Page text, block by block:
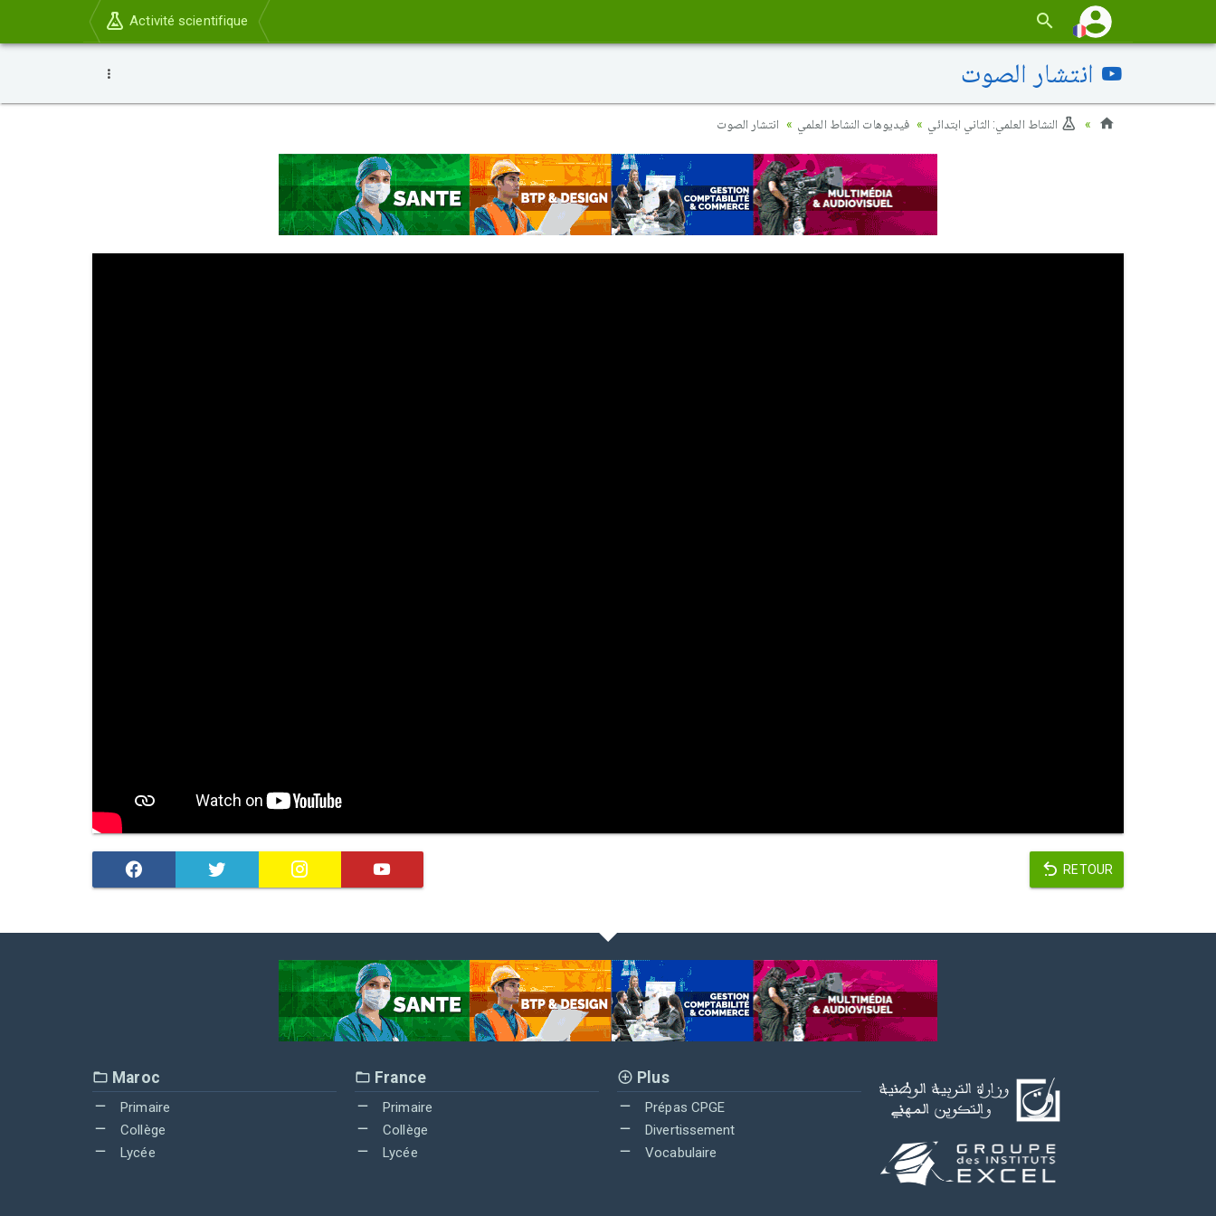
Activité scientifique
انتشار الصوت
النشاط العلمي: الثاني ابتدائي فيديوهات النشاط العلمي انتشار الصوت
RETOUR
Maroc
Primaire
Collège
Lycée
France
Primaire
Collège
Lycée
Plus
Prépas CPGE
Divertissement
Vocabulaire